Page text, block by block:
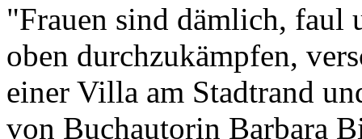
"Frauen sind dämlich, faul
oben durchzukämpfen,
einer Villa am Stadtrand
von Buchautorin Barbara